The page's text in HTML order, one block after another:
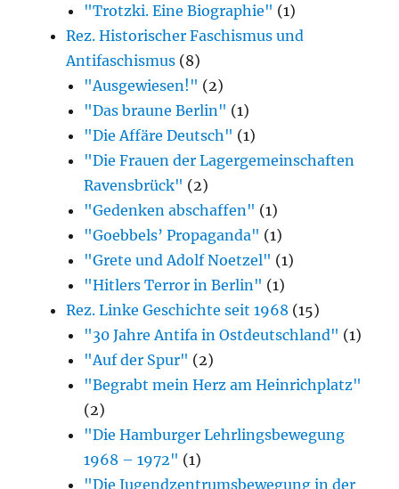
"Trotzki. Eine Biographie" (1)
Rez. Historischer Faschismus und
Antifaschismus (8)
"Ausgewiesen!" (2)
"Das braune Berlin" (1)
"Die Affäre Deutsch" (1)
"Die Frauen der Lagergemeinschaften
Ravensbrück" (2)
"Gedenken abschaffen" (1)
"Goebbels’ Propaganda" (1)
"Grete und Adolf Noetzel" (1)
"Hitlers Terror in Berlin" (1)
Rez. Linke Geschichte seit 1968 (15)
"30 Jahre Antifa in Ostdeutschland" (1)
"Auf der Spur" (2)
"Begrabt mein Herz am Heinrichplatz"
(2)
"Die Hamburger Lehrlingsbewegung
1968 – 1972" (1)
"Die Jugendzentrumsbewegung in der